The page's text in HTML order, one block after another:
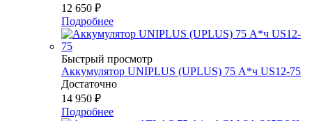
12 650 ₽
Подробнее
Быстрый просмотр
Аккумулятор UNIPLUS (UPLUS) 75 А*ч US12-75
Достаточно
14 950 ₽
Подробнее